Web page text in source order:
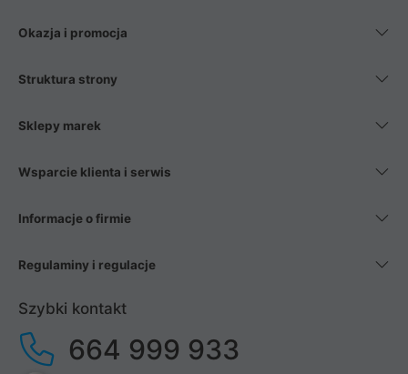
Okazja i promocja
Struktura strony
Sklepy marek
Wsparcie klienta i serwis
Informacje o firmie
Regulaminy i regulacje
Szybki kontakt
664 999 933